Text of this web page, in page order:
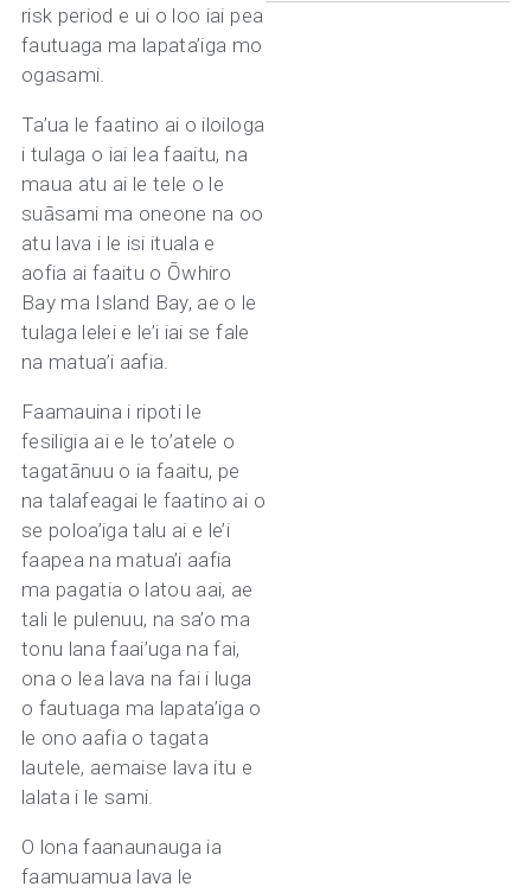
risk period e ui o loo iai pea
fautuaga ma lapata’iga mo
ogasami.
Ta’ua le faatino ai o iloiloga
i tulaga o iai lea faaitu, na
maua atu ai le tele o le
suāsami ma oneone na oo
atu lava i le isi ituala e
aofia ai faaitu o Ōwhiro
Bay ma Island Bay, ae o le
tulaga lelei e le’i iai se fale
na matua’i aafia.
Faamauina i ripoti le
fesiligia ai e le to’atele o
tagatānuu o ia faaitu, pe
na talafeagai le faatino ai o
se poloa’iga talu ai e le’i
faapea na matua’i aafia
ma pagatia o latou aai, ae
tali le pulenuu, na sa’o ma
tonu lana faai’uga na fai,
ona o lea lava na fai i luga
o fautuaga ma lapata’iga o
le ono aafia o tagata
lautele, aemaise lava itu e
lalata i le sami.
O lona faanaunauga ia
faamuamua lava le